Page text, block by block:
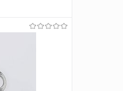
Под заказ